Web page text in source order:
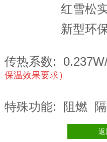
红雪松实
新型环保
传热系数:
保温效果要求）
特殊功能: 阻燃
返